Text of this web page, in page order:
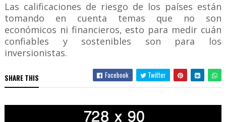
Las calificaciones de riesgo de los países están
tomando en cuenta temas que no son
económicos ni financieros, esto para medir cuán
confiables y sostenibles son para los
inversionistas.
SHARE THIS Facebook Twitter